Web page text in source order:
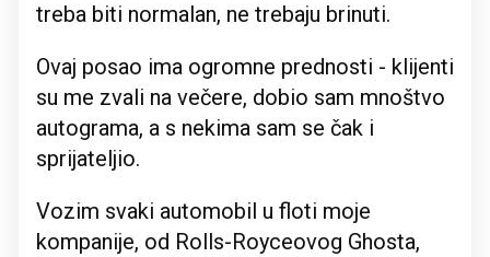
treba biti normalan, ne trebaju brinuti.
Ovaj posao ima ogromne prednosti - klijenti
su me zvali na večere, dobio sam mnoštvo
autograma, a s nekima sam se čak i
sprijateljio.
Vozim svaki automobil u floti moje
kompanije, od Rolls-Royceovog Ghosta,